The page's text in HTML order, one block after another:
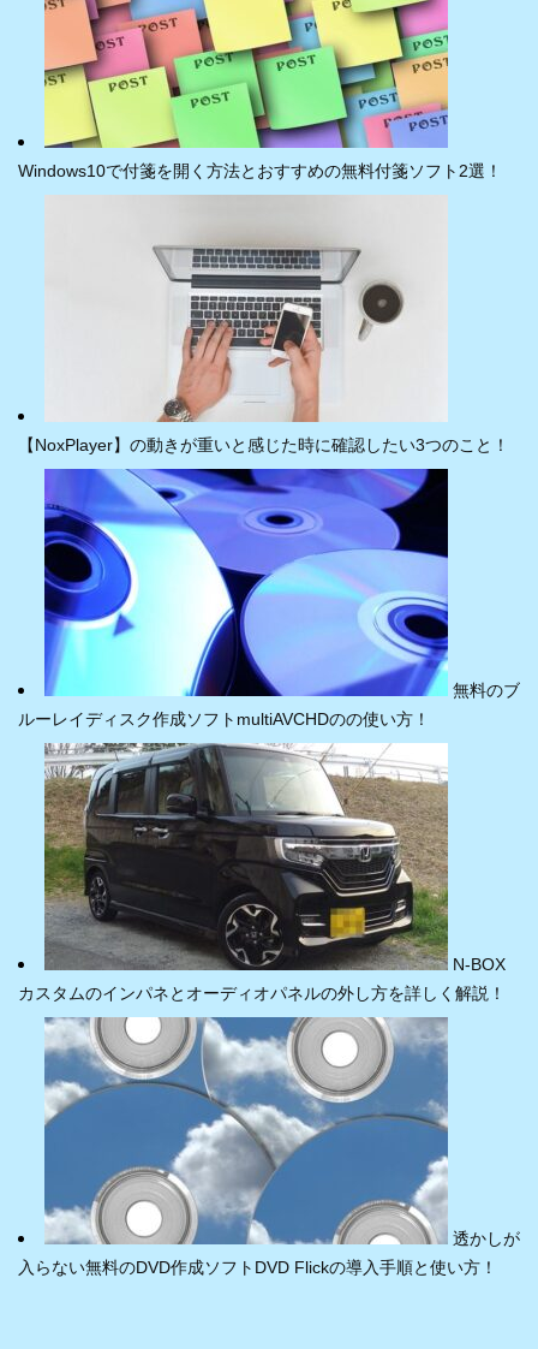
Windows10で付箋を開く方法とおすすめの無料付箋ソフト2選！
【NoxPlayer】の動きが重いと感じた時に確認したい3つのこと！
無料のブ
ルーレイディスク作成ソフトmultiAVCHDのの使い方！
N-BOX
カスタムのインパネとオーディオパネルの外し方を詳しく解説！
透かしが
入らない無料のDVD作成ソフトDVD Flickの導入手順と使い方！